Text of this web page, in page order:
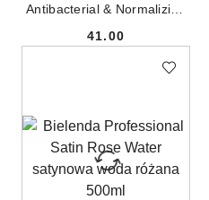
Antibacterial & Normalizing
tonik normalizujący do
Cena:
41.00